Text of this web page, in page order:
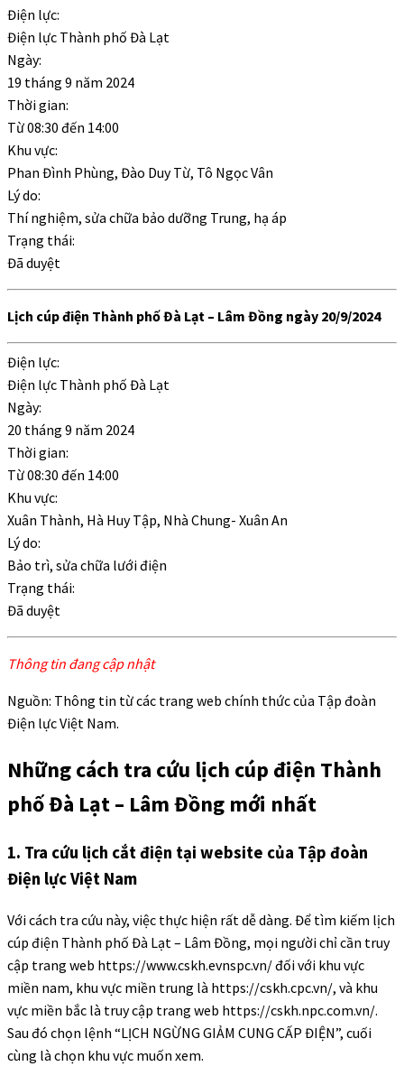
Điện lực:
Điện lực Thành phố Đà Lạt
Ngày:
19 tháng 9 năm 2024
Thời gian:
Từ08:30 đến 14:00
Khu vực:
Phan Đình Phùng, Đào Duy Từ, Tô Ngọc Vân
Lý do:
Thí nghiệm, sửa chữa bảo dưỡng Trung, hạ áp
Trạng thái:
Đã duyệt
Lịch cúp điện Thành phố Đà Lạt – Lâm Đồng ngày 20/9/2024
Điện lực:
Điện lực Thành phố Đà Lạt
Ngày:
20 tháng 9 năm 2024
Thời gian:
Từ08:30 đến 14:00
Khu vực:
Xuân Thành, Hà Huy Tập, Nhà Chung- Xuân An
Lý do:
Bảo trì, sửa chữa lưới điện
Trạng thái:
Đã duyệt
Thông tin đang cập nhật
Nguồn: Thông tin từ các trang web chính thức của Tập đoàn
Điện lực Việt Nam.
Những cách tra cứu lịch cúp điện Thành
phố Đà Lạt – Lâm Đồng mới nhất
1. Tra cứu lịch cắt điện tại website của Tập đoàn
Điện lực Việt Nam
Với cách tra cứu này, việc thực hiện rất dễ dàng. Để tìm kiếm lịch
cúp điện Thành phố Đà Lạt – Lâm Đồng, mọi người chỉ cần truy
cập trang web https://www.cskh.evnspc.vn/ đối với khu vực
miền nam, khu vực miền trung là https://cskh.cpc.vn/, và khu
vực miền bắc là truy cập trang web https://cskh.npc.com.vn/.
Sau đó chọn lệnh “LỊCH NGỪNG GIẢM CUNG CẤP ĐIỆN”, cuối
cùng là chọn khu vực muốn xem.